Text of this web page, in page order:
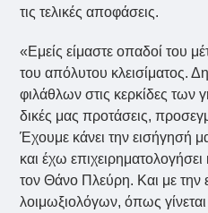
τις τελικές αποφάσεις.
«Εμείς είμαστε οπαδοί του
του απόλυτου κλεισίματος.
φιλάθλων στις κερκίδες των
δικές μας προτάσεις,
Έχουμε κάνει την εισήγησή
και έχω
τον Θάνο Πλεύρη. Και με την
λοιμωξιολόγων, όπως